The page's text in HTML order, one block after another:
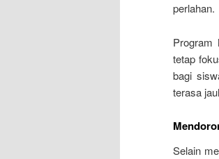
perlahan.
Program
tetap
bagi
terasa
Selain